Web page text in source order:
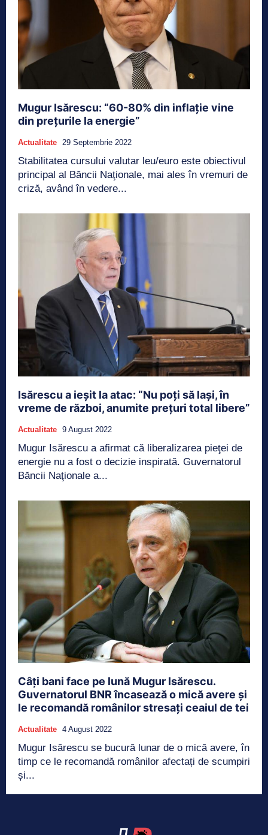
Mugur Isărescu: “60-80% din inflaţie vine
din preţurile la energie”
Actualitate 29 Septembrie 2022
Stabilitatea cursului valutar leu/euro este obiectivul
principal al Băncii Naţionale, mai ales în vremuri de
criză, având în vedere...
Isărescu a ieșit la atac: “Nu poţi să laşi, în
vreme de război, anumite preţuri total libere”
Actualitate 9 August 2022
Mugur Isărescu a afirmat că liberalizarea pieţei de
energie nu a fost o decizie inspirată. Guvernatorul
Băncii Naţionale a...
Câți bani face pe lună Mugur Isărescu.
Guvernatorul BNR încasează o mică avere și
le recomandă românilor stresați ceaiul de tei
Actualitate 4 August 2022
Mugur Isărescu se bucură lunar de o mică avere, în
timp ce le recomandă românilor afectați de scumpiri
și...